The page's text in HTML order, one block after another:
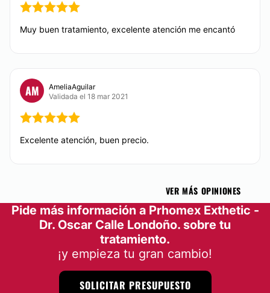
Muy buen tratamiento, excelente atención me encantó
AM
AmeliaAguilar
Validada el 18 mar 2021
Excelente atención, buen precio.
VER MÁS OPINIONES
Pide más información a Prhomex Exthetic -
Dr. Oscar Calle Londoño. sobre tu
tratamiento.
¡y empieza tu gran cambio!
SOLICITAR PRESUPUESTO